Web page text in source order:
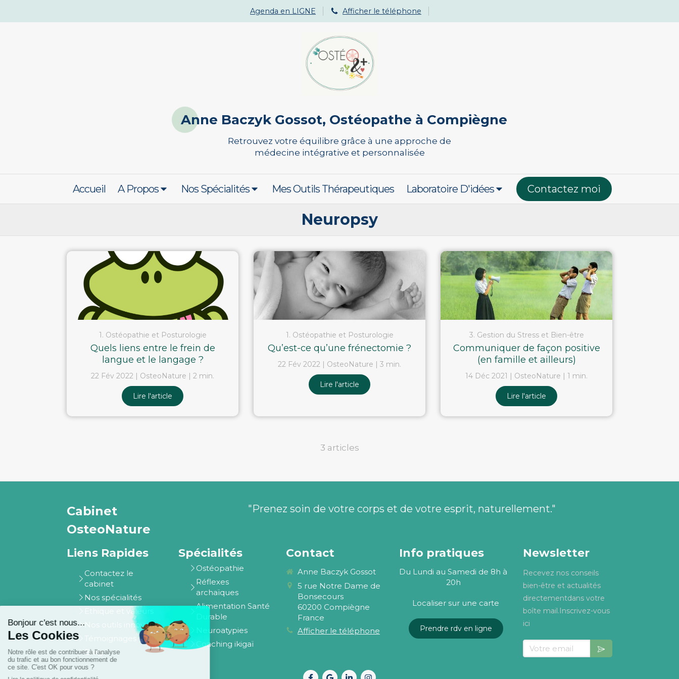
Agenda en LIGNE Afficher le téléphone
Anne Baczyk Gossot, Ostéopathe à Compiègne
Retrouvez votre équilibre grâce à une approche de
médecine intégrative et personnalisée
Accueil A Propos Nos Spécialités Mes Outils Thérapeutiques Laboratoire D'idées Contactez moi
Neuropsy
1. Ostéopathie et Posturologie
Quels liens entre le frein de
langue et le langage ?
22 Fév 2022 OsteoNature 2 min.
Lire l'article
1. Ostéopathie et Posturologie
Qu’est-ce qu’une frénectomie ?
22 Fév 2022 OsteoNature 3 min.
Lire l'article
3. Gestion du Stress et Bien-être
Communiquer de façon positive
(en famille et ailleurs)
14 Déc 2021 OsteoNature 1 min.
Lire l'article
3 articles
Cabinet
OsteoNature
"Prenez soin de votre corps et de votre esprit, naturellement."
Liens Rapides
Contactez le
cabinet
Nos spécialités
Ethique et valeurs
Nos outils innovants
Témoignages
Blog
Spécialités
Ostéopathie
Réflexes
archaïques
Alimentation Santé
Durable
Neuroatypies
Coaching ikigaï
Contact
Anne Baczyk Gossot
5 rue Notre Dame de
Bonsecours
60200 Compiègne
France
Afficher le téléphone
Info pratiques
Du Lundi au Samedi de 8h à
20h
Localiser sur une carte
Prendre rdv en ligne
Newsletter
Recevez nos conseils
bien-être et actualités
directementdans votre
boîte mail.Inscrivez-vous
ici
Votre email